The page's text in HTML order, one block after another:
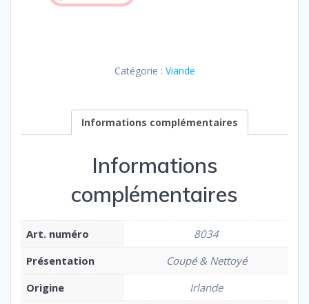
Catégorie : Viande
Informations complémentaires
Informations
complémentaires
Art. numéro
8034
Présentation
Coupé & Nettoyé
Origine
Irlande